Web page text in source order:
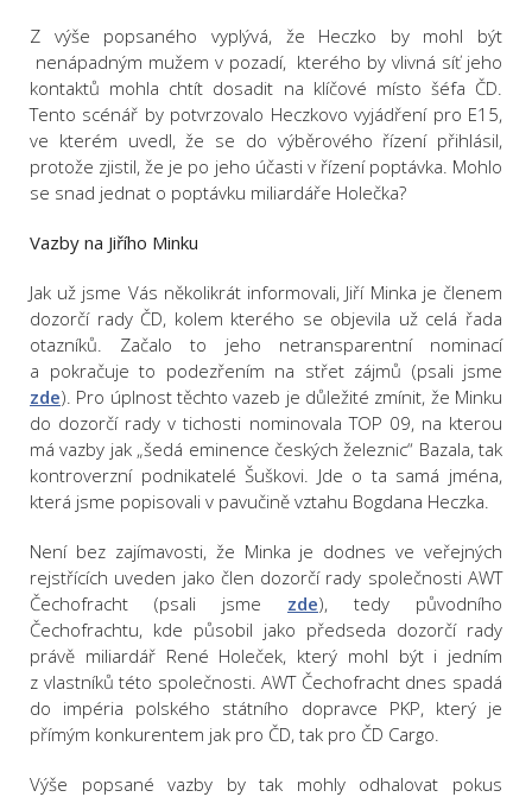
Z výše popsaného vyplývá, že Heczko by mohl být
nenápadným mužem v pozadí, kterého by vlivná síť jeho
kontaktů mohla chtít dosadit na klíčové místo šéfa ČD.
Tento scénář by potvrzovalo Heczkovo vyjádření pro E15,
ve kterém uvedl, že se do výběrového řízení přihlásil,
protože zjistil, že je po jeho účasti v řízení poptávka. Mohlo
se snad jednat o poptávku miliardáře Holečka?
Vazby na Jiřího Minku
Jak už jsme Vás několikrát informovali, Jiří Minka je členem
dozorčí rady ČD, kolem kterého se objevila už celá řada
otazníků. Začalo to jeho netransparentní nominací
a pokračuje to podezřením na střet zájmů (psali jsme
zde). Pro úplnost těchto vazeb je důležité zmínit, že Minku
do dozorčí rady v tichosti nominovala TOP 09, na kterou
má vazby jak „šedá eminence českých železnic“ Bazala, tak
kontroverzní podnikatelé Šuškovi. Jde o ta samá jména,
která jsme popisovali v pavučině vztahu Bogdana Heczka.
Není bez zajímavosti, že Minka je dodnes ve veřejných
rejstřících uveden jako člen dozorčí rady společnosti AWT
Čechofracht (psali jsme zde), tedy původního
Čechofrachtu, kde působil jako předseda dozorčí rady
právě miliardář René Holeček, který mohl být i jedním
z vlastníků této společnosti. AWT Čechofracht dnes spadá
do impéria polského státního dopravce PKP, který je
přímým konkurentem jak pro ČD, tak pro ČD Cargo.
Výše popsané vazby by tak mohly odhalovat pokus